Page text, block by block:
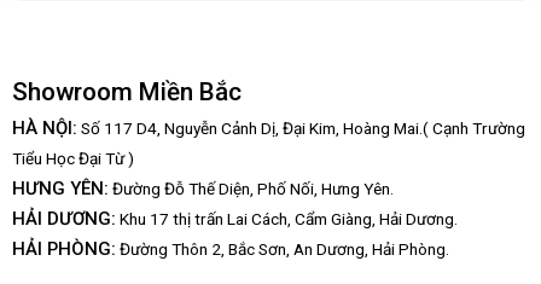
Showroom Miền Bắc
HÀ NỘI: Số 117 D4, Nguyễn Cảnh Dị, Đại Kim, Hoàng Mai.( Cạnh Trường
Tiểu Học Đại Từ )
HƯNG YÊN: Đường Đỗ Thế Diện, Phố Nối, Hưng Yên.
HẢI DƯƠNG: Khu 17 thị trấn Lai Cách, Cẩm Giàng, Hải Dương.
HẢI PHÒNG: Đường Thôn 2, Bắc Sơn, An Dương, Hải Phòng.